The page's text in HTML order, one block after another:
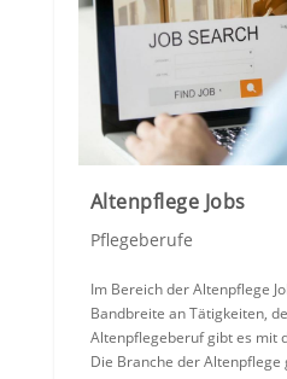
Altenpflege Jobs
Pflegeberufe
Im Bereich der Altenpflege
Bandbreite an Tätigkeiten,
Altenpflegeberuf gibt es mit
Die Branche der